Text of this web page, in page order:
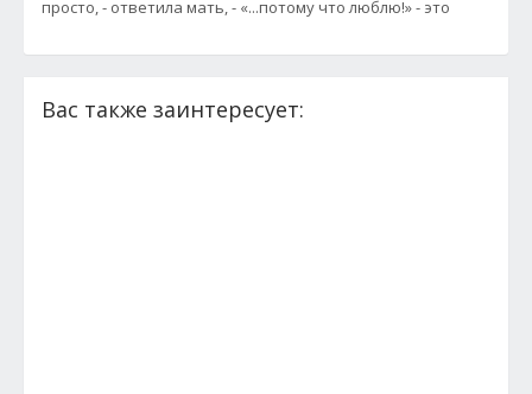
просто, - ответила мать, - «...потому что люблю!» - это
Вас также заинтересует: